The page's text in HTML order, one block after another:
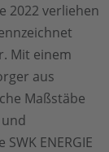
2022 verliehen
Mit einem
aus
Maßstäbe
ENERGIE